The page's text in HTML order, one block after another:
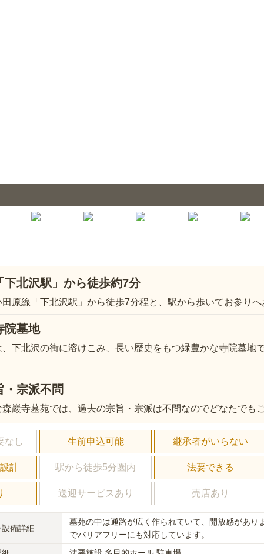
下北沢駅」から徒歩約7分
原線「下北沢駅」から徒歩7分程と、駅から歩いてお参りへ
院墓地
下北沢の街に溶けこみ、長い歴史をもつ緑豊かな寺院墓地
・宗派不問
巖寺墓苑では、過去の宗旨・宗派は不問なのでどなたでも
なし 生前申込可能 継承者がいらない
計 駅から徒歩5分圏内 法要できる
送迎サービスあり 売店あり
備詳細
墓苑の中は通路が広く作られていて、開放感があり
でバリアフリーにも対応しています。